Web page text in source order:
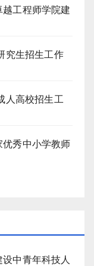
工程师学院建
究生招生工作
人高校招生工
秀中小学教师
中青年科技人